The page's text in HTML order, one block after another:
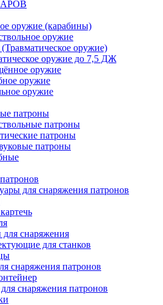
оружие (карабины)
оружие
оружие)
оружие до 7,5 ДЖ
оружие
оружие
оружие
патроны
патроны
патроны
патроны
для снаряжения патронов
для снаряжения
для станков
снаряжения патронов
снаряжения патронов